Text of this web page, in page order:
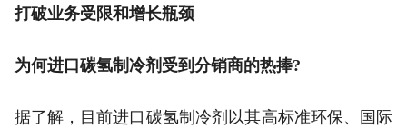
打破业务受限和增长瓶颈
为何进口碳氢制冷剂受到分销商的热捧?
据了解，目前进口碳氢制冷剂以其高标准环保、国际